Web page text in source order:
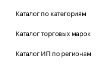
Каталог по категориям
Каталог торговых марок
Каталог ИП по регионам